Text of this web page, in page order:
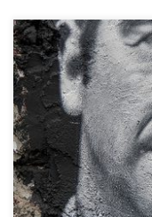
A los pocos días de
Tsipras denominó a
social griego”, cuyos
detener algunas
evasión fiscal.